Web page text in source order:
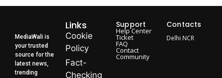
MediaWali is
your trusted
source for the
latest news,
trending
Links
Cookie
Policy
Fact-
Checking
Support
Help Center
Ticket
FAQ
Contact
Community
Contacts
Delhi NCR